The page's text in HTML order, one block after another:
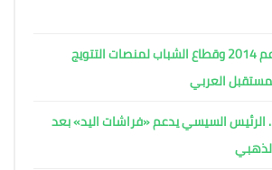
صُنّاع المجد براعم 2014 وقطاع الشباب لمنصات التتويج
العربي
الرئيس السيسي يدعم «فراشات اليد» بعد